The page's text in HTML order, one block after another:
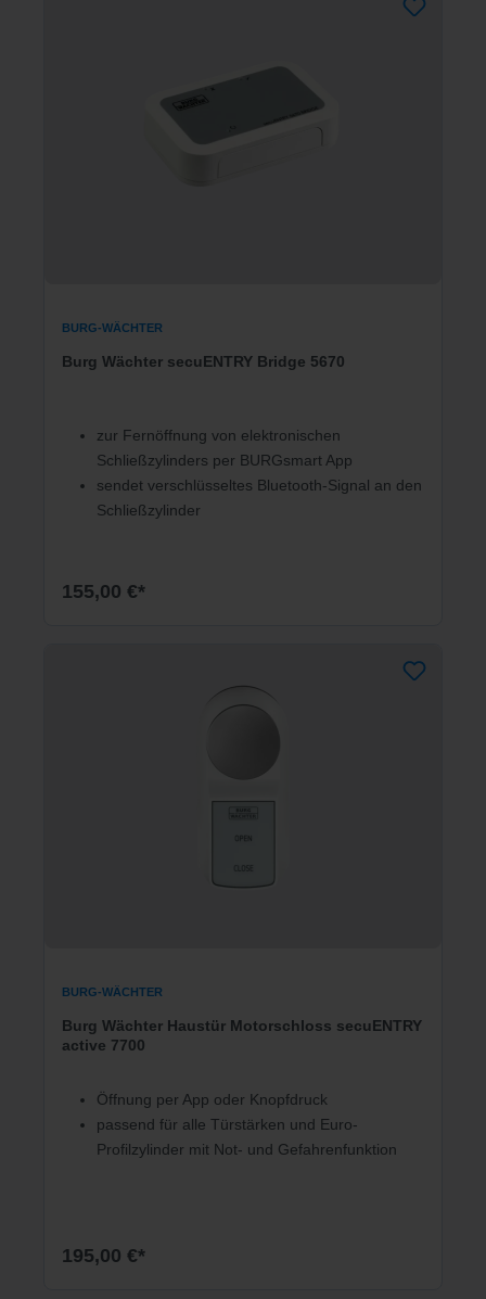
BURG-WÄCHTER
Burg Wächter secuENTRY Bridge 5670
zur Fernöffnung von elektronischen
Schließzylinders per BURGsmart App
sendet verschlüsseltes Bluetooth-Signal an den
Schließzylinder
155,00 €*
BURG-WÄCHTER
Burg Wächter Haustür Motorschloss secuENTRY
active 7700
Öffnung per App oder Knopfdruck
passend für alle Türstärken und Euro-
Profilzylinder mit Not- und Gefahrenfunktion
195,00 €*